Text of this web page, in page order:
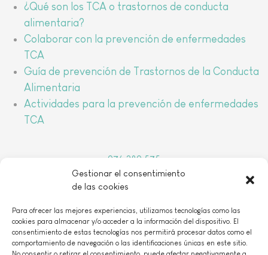
Gestionar el consentimiento
de las cookies
Para ofrecer las mejores experiencias, utilizamos tecnologías como las
cookies para almacenar y/o acceder a la información del dispositivo. El
consentimiento de estas tecnologías nos permitirá procesar datos como el
comportamiento de navegación o las identificaciones únicas en este sitio.
976 389 575
arbada@arbada.org
C/Coso, 157, 1oB 50001 Zaragoza
¿Qué son los TCA o trastornos de conducta
alimentaria?
Colaborar con la prevención de enfermedades
TCA
Guía de prevención de Trastornos de la Conducta
Alimentaria
Actividades para la prevención de enfermedades
TCA